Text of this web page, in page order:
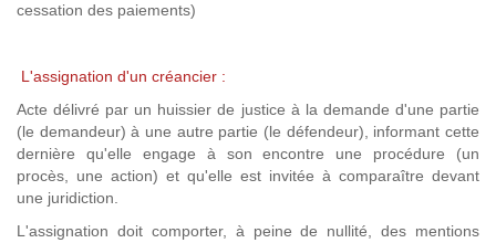
cessation des paiements)
L'assignation d'un créancier :
Acte délivré par un huissier de justice à la demande d'une partie
(le demandeur) à une autre partie (le défendeur), informant cette
dernière qu'elle engage à son encontre une procédure (un
procès, une action) et qu'elle est invitée à comparaître devant
une juridiction.
L'assignation doit comporter, à peine de nullité, des mentions